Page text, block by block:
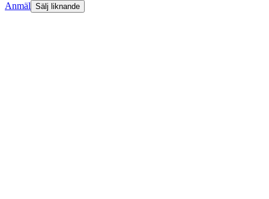
Anmäl Sälj liknande